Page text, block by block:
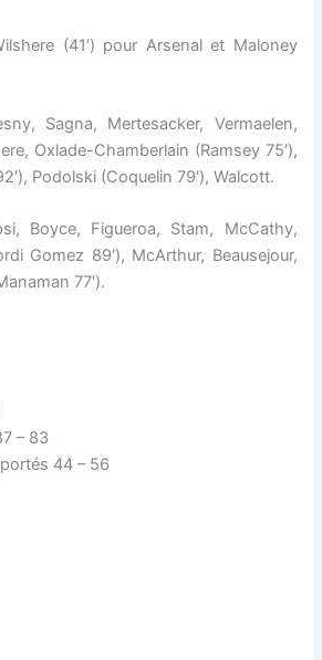
(41′) pour Arsenal et Maloney
Sagna, Mertesacker, Vermaelen,
Oxlade-Chamberlain (Ramsey 75′),
Podolski (Coquelin 79′), Walcott.
Boyce, Figueroa, Stam, McCathy,
Gomez 89′), McArthur, Beausejour,
77′).
– 83
44 – 56